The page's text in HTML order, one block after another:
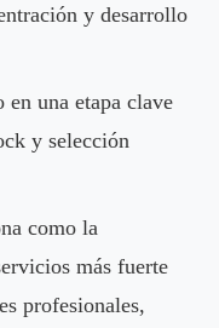
y desarrollo
una etapa clave
y selección
como la
más fuerte
profesionales,